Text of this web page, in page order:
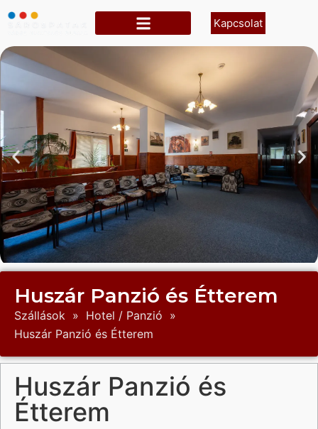
Kapcsolat
Huszár Panzió és Étterem
Szállások » Hotel / Panzió »
Huszár Panzió és Étterem
Huszár Panzió és
Étterem